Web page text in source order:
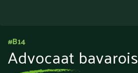
#B14
Advocaat bavarois